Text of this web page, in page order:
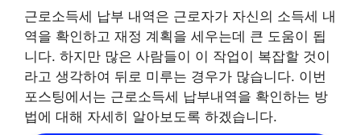
근로소득세 납부 내역은 근로자가 자신의 소득세 내
역을 확인하고 재정 계획을 세우는데 큰 도움이 됩
니다. 하지만 많은 사람들이 이 작업이 복잡할 것이
라고 생각하여 뒤로 미루는 경우가 많습니다. 이번
포스팅에서는 근로소득세 납부내역을 확인하는 방
법에 대해 자세히 알아보도록 하겠습니다.